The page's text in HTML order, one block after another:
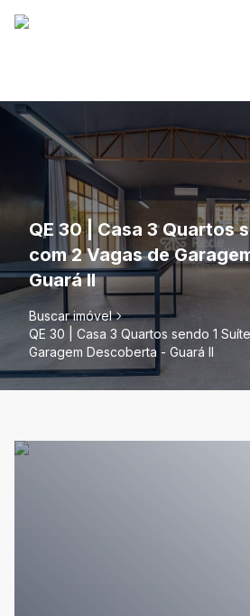
QE 30 | Casa 3 Quartos
com 2 Vagas de
Guará II
Buscar imóvel
QE 30 | Casa 3 Quartos sendo 1
Garagem Descoberta - Guará II